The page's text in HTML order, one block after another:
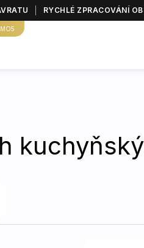
RYCHLÉ ZPRACOVÁNÍ